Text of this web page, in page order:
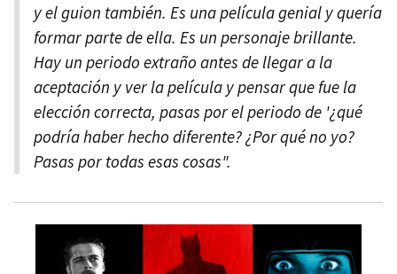
y el guion también. Es una película genial y quería
formar parte de ella. Es un personaje brillante.
Hay un periodo extraño antes de llegar a la
aceptación y ver la película y pensar que fue la
elección correcta, pasas por el periodo de '¿qué
podría haber hecho diferente? ¿Por qué no yo?
Pasas por todas esas cosas".